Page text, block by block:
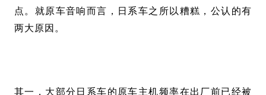
点。就原车音响而言，日系车之所以糟糕，公认的有
两大原因。
其一，大部分日系车的原车主机频率在出厂前已经被